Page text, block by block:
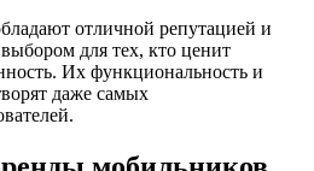
отличной репутацией и
для тех, кто ценит
Их функциональность и
даже самых